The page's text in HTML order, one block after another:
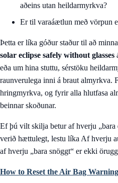
aðeins utan heildarmyrkva?
Er til varaáætlun með vörpun
Þetta er líka góður staður til að
solar eclipse safely without glasses
eða um hina stuttu, sérstöku
raunverulega inni á braut almyrkva.
hringmyrkva, og fyrir alla hlutfasa
beinnar skoðunar.
Ef þú vilt skilja betur af hverju „bara
verið hættulegt, lestu líka Af hverju
af hverju „bara snöggt“ er ekki
How to Reset the Air Bag